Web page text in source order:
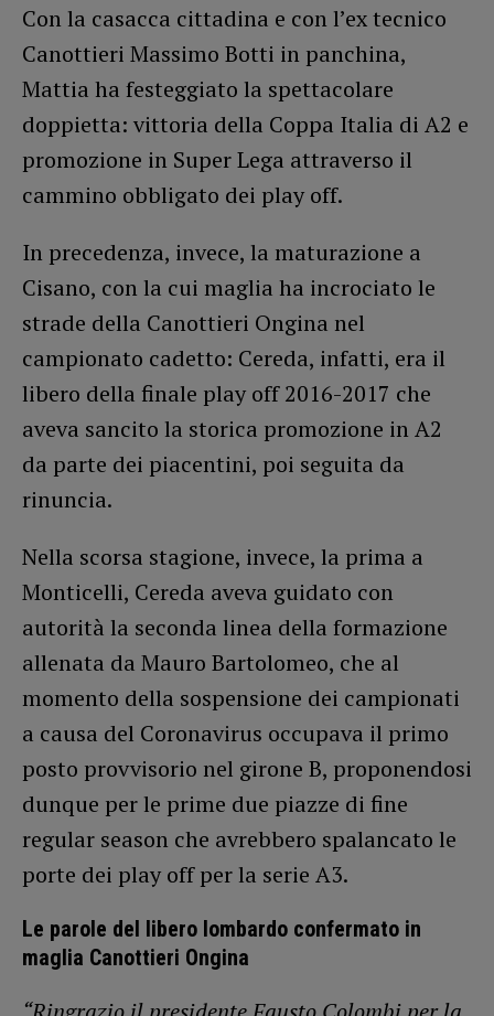
Con la casacca cittadina e con l’ex tecnico
Canottieri Massimo Botti in panchina,
Mattia ha festeggiato la spettacolare
doppietta: vittoria della Coppa Italia di A2 e
promozione in Super Lega attraverso il
cammino obbligato dei play off.
In precedenza, invece, la maturazione a
Cisano, con la cui maglia ha incrociato le
strade della Canottieri Ongina nel
campionato cadetto: Cereda, infatti, era il
libero della finale play off 2016-2017 che
aveva sancito la storica promozione in A2
da parte dei piacentini, poi seguita da
rinuncia.
Nella scorsa stagione, invece, la prima a
Monticelli, Cereda aveva guidato con
autorità la seconda linea della formazione
allenata da Mauro Bartolomeo, che al
momento della sospensione dei campionati
a causa del Coronavirus occupava il primo
posto provvisorio nel girone B, proponendosi
dunque per le prime due piazze di fine
regular season che avrebbero spalancato le
porte dei play off per la serie A3.
Le parole del libero lombardo confermato in
maglia Canottieri Ongina